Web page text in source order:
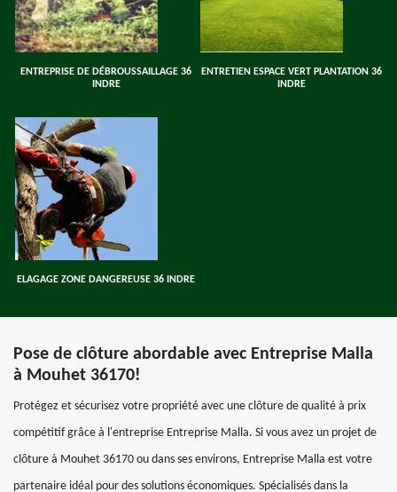
ENTREPRISE DE DÉBROUSSAILLAGE 36
INDRE
ENTRETIEN ESPACE VERT PLANTATION 36
INDRE
ELAGAGE ZONE DANGEREUSE 36 INDRE
Pose de clôture abordable avec Entreprise Malla
à Mouhet 36170!
Protégez et sécurisez votre propriété avec une clôture de qualité à prix
compétitif grâce à l'entreprise Entreprise Malla. Si vous avez un projet de
clôture à Mouhet 36170 ou dans ses environs, Entreprise Malla est votre
partenaire idéal pour des solutions économiques. Spécialisés dans la